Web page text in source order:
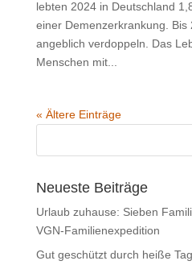
lebten 2024 in Deutschland
einer Demenzerkrankung.
angeblich verdoppeln. Das
Menschen mit...
« Ältere Einträge
Neueste Beiträge
Urlaub zuhause: Sieben
VGN-Familienexpedition
Gut geschützt durch heiße